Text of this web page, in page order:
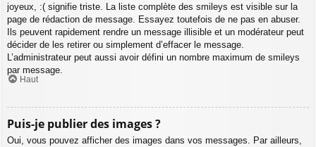
joyeux, :( signifie triste. La liste complète des smileys est visible sur la
page de rédaction de message. Essayez toutefois de ne pas en abuser.
Ils peuvent rapidement rendre un message illisible et un modérateur peut
décider de les retirer ou simplement d’effacer le message.
L’administrateur peut aussi avoir défini un nombre maximum de smileys
par message.
Haut
Puis-je publier des images ?
Oui, vous pouvez afficher des images dans vos messages. Par ailleurs,